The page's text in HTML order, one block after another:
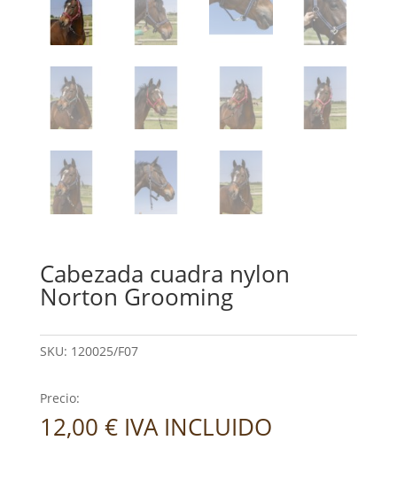
Cabezada cuadra nylon
Norton Grooming
SKU: 120025/F07
Precio:
12,00 € IVA INCLUIDO